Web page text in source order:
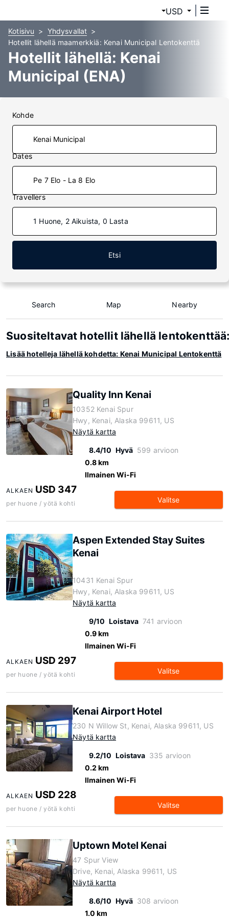
USD
Kotisivu
Yhdysvallat
Hotellit lähellä maamerkkiä: Kenai Municipal Lentokenttä
Hotellit lähellä: Kenai
Municipal (ENA)
Kohde
Dates
Pe 7 Elo - La 8 Elo
Travellers
1 Huone, 2 Aikuista, 0 Lasta
Etsi
Search Map Nearby
Suositeltavat hotellit lähellä
Lisää hotelleja lähellä kohdetta: Kenai Municipal Lentokenttä
Quality Inn Kenai
10352 Kenai Spur
Hwy, Kenai, Alaska 99611, US
Näytä kartta
8.4/10 Hyvä 599 arvioon
0.8 km
Ilmainen Wi-Fi
ALKAEN USD 347
per huone / yötä kohti Valitse
Aspen Extended Stay Suites
Kenai
10431 Kenai Spur
Hwy, Kenai, Alaska 99611, US
Näytä kartta
9/10 Loistava 741 arvioon
0.9 km
Ilmainen Wi-Fi
ALKAEN USD 297
per huone / yötä kohti Valitse
Kenai Airport Hotel
230 N Willow St, Kenai, Alaska 99611, US
Näytä kartta
9.2/10 Loistava 335 arvioon
0.2 km
Ilmainen Wi-Fi
ALKAEN USD 228
per huone / yötä kohti Valitse
Uptown Motel Kenai
47 Spur View
Drive, Kenai, Alaska 99611, US
Näytä kartta
8.6/10 Hyvä 308 arvioon
1.0 km